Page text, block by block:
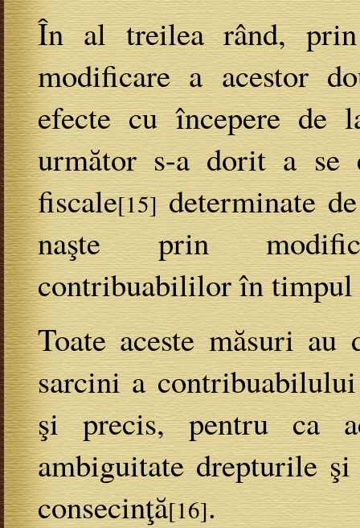
În al treilea rând, prin
modificare a acestor
efecte cu începere de
următor s-a dorit a se
fiscale[15]determinate
naşte prin
contribuabililor în
Toate aceste măsuri au
sarcini a
şi precis, pentru ca
ambiguitate drepturile
consecinţă[16].